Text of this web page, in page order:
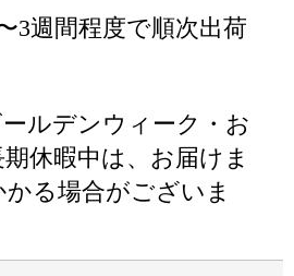
3週間程度で順次出荷
ルデンウィーク・お
休暇中は、お届けま
る場合がございま